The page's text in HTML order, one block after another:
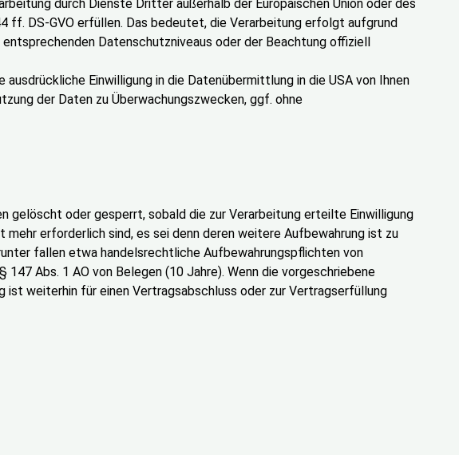
durch Dienste Dritter außerhalb der Europäischen Union oder des
ff. DS-GVO erfüllen. Das bedeutet, die Verarbeitung erfolgt aufgrund
Datenschutzniveaus oder der Beachtung offiziell
Einwilligung in die Datenübermittlung in die USA von Ihnen
der Daten zu Überwachungszwecken, ggf. ohne
gelöscht oder gesperrt, sobald die zur Verarbeitung erteilte Einwilligung
erforderlich sind, es sei denn deren weitere Aufbewahrung ist zu
fallen etwa handelsrechtliche Aufbewahrungspflichten von
Abs. 1 AO von Belegen (10 Jahre). Wenn die vorgeschriebene
weiterhin für einen Vertragsabschluss oder zur Vertragserfüllung